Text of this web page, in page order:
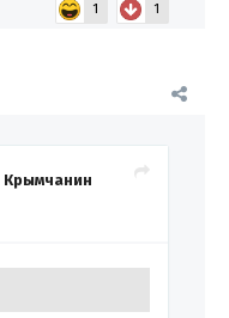
1 1
Крымчанин